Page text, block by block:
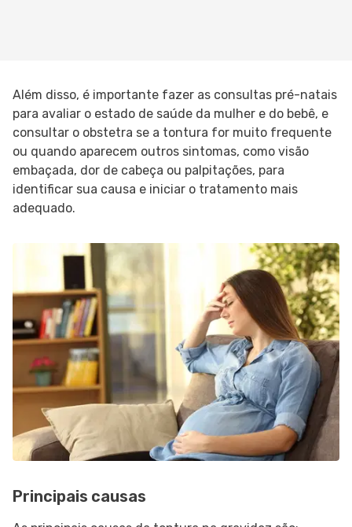
Além disso, é importante fazer as consultas pré-natais
para avaliar o estado de saúde da mulher e do bebê, e
consultar o obstetra se a tontura for muito frequente
ou quando aparecem outros sintomas, como visão
embaçada, dor de cabeça ou palpitações, para
identificar sua causa e iniciar o tratamento mais
adequado.
Principais causas